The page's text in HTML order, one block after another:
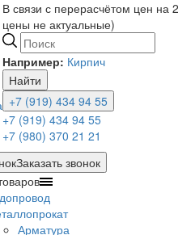
В связи с перерасчётом цен на
цены не актуальные)
Например: Кирпич
Найти
+7 (919) 434 94 55
+7 (919) 434 94 55
+7 (980) 370 21 21
Заказать звонок
Арматура